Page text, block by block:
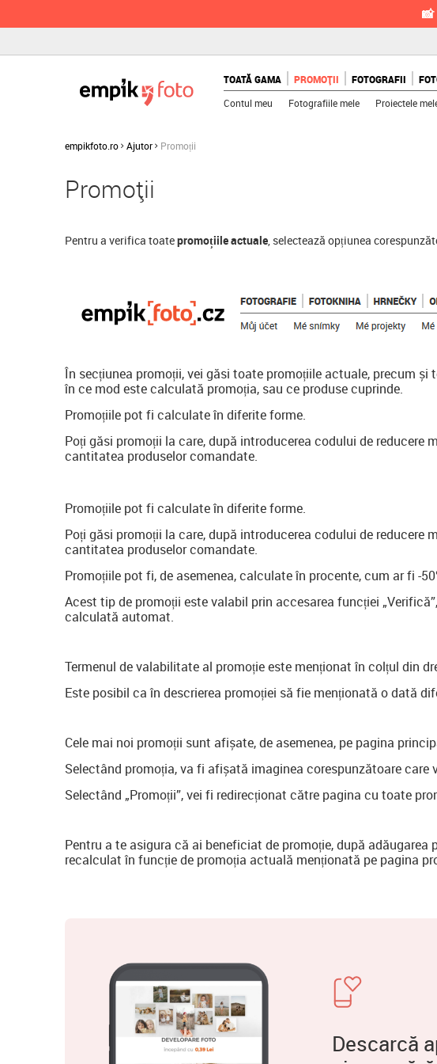
📸
TOATĂ GAMA PROMOȚII FOTOGRAFII
Contul meu Fotografiile mele Proiectele
empikfoto.ro Ajutor Promoții
Promoții
Pentru a verifica toatepromoțiile actuale , selectează opțiunea
În secțiunea promoții, vei găsi toate promoțiile actuale, precum
în ce mod este calculată promoția, sau ce produse cuprinde.
Promoțiile pot fi calculate în diferite forme.
Poți găsi promoții la care, după introducerea codului de
cantitatea produselor comandate.
Promoțiile pot fi calculate în diferite forme.
Poți găsi promoții la care, după introducerea codului de
cantitatea produselor comandate.
Promoțiile pot fi, de asemenea, calculate în procente, cum ar fi -
Acest tip de promoții este valabil prin accesarea funcției
calculată automat.
Termenul de valabilitate al promoție este menționat în colțul din
Este posibil ca în descrierea promoției să fie menționată o dată
Cele mai noi promoții sunt afișate, de asemenea, pe pagina
Selectând promoția, va fi afișată imaginea corespunzătoare care
Selectând „Promoții”, vei fi redirecționat către pagina cu toate
Pentru a te asigura că ai beneficiat de promoție, după
recalculat în funcție de promoția actuală menționată pe pagina
Descarcă